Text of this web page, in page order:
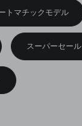
トマチックモデル
スーパーセール